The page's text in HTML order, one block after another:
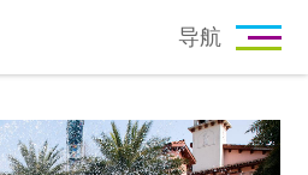
导航